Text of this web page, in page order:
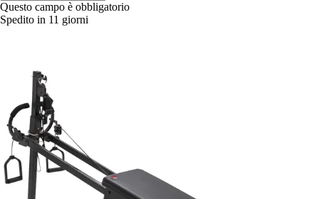
Questo campo è obbligatorio
Spedito in 11 giorni